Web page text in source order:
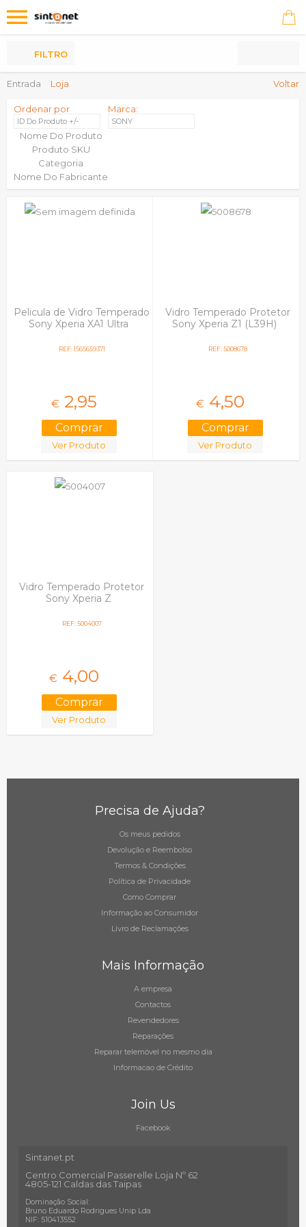
Produtos
Entrada Loja Voltar
FILTRO
Ordenar por
ID Do Produto +/-
Nome Do Produto
Produto SKU
Categoria
Nome Do Fabricante
Marca:
SONY
Pelicula de Vidro Temperado
Sony Xperia XA1 Ultra
REF: 1565659371
€ 2,95
Ver Produto
Vidro Temperado Protetor
Sony Xperia Z1 (L39H)
REF: 5008678
€ 4,50
Ver Produto
Vidro Temperado Protetor
Sony Xperia Z
REF: 5004007
€ 4,00
Ver Produto
Precisa de Ajuda?
Os meus pedidos
Devolução e Reembolso
Termos & Condições
Política de Privacidade
Como Comprar
Informação ao Consumidor
Livro de Reclamações
Mais Informação
A empresa
Contactos
Revendedores
Reparações
Reparar telemóvel no mesmo dia
Informacao de Crédito
Join Us
Facebook
Sintanet.pt
Centro Comercial Passerelle Loja Nº 62
4805-121 Caldas das Taipas
Dominação Social:
Bruno Eduardo Rodrigues Unip Lda
NIF: 510413552